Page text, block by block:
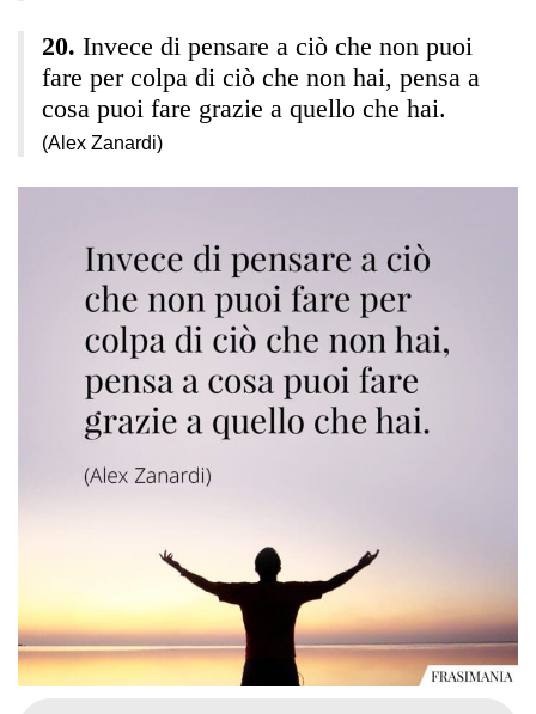
Invece di pensare a ciò che non puoi
fare per colpa di ciò che non hai, pensa a
cosa puoi fare grazie a quello che hai.
(Alex Zanardi)